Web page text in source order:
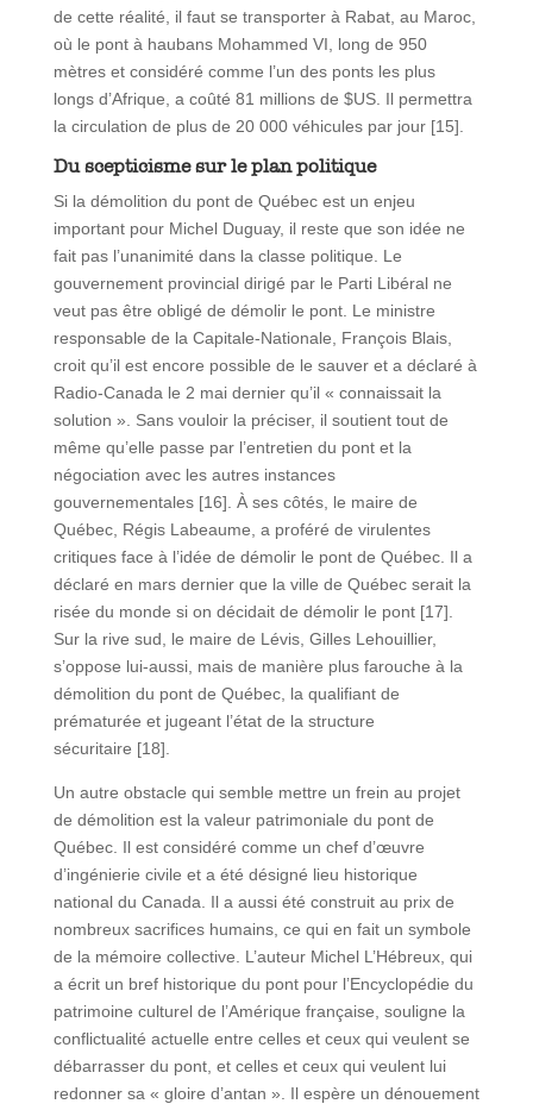
de cette réalité, il faut se transporter à Rabat, au Maroc,
où le pont à haubans Mohammed VI, long de 950
mètres et considéré comme l’un des ponts les plus
longs d’Afrique, a coûté 81 millions de $US. Il permettra
la circulation de plus de 20 000 véhicules par jour [15].
Du scepticisme sur le plan politique
Si la démolition du pont de Québec est un enjeu
important pour Michel Duguay, il reste que son idée ne
fait pas l’unanimité dans la classe politique. Le
gouvernement provincial dirigé par le Parti Libéral ne
veut pas être obligé de démolir le pont. Le ministre
responsable de la Capitale-Nationale, François Blais,
croit qu’il est encore possible de le sauver et a déclaré à
Radio-Canada le 2 mai dernier qu’il « connaissait la
solution ». Sans vouloir la préciser, il soutient tout de
même qu’elle passe par l’entretien du pont et la
négociation avec les autres instances
gouvernementales [16]. À ses côtés, le maire de
Québec, Régis Labeaume, a proféré de virulentes
critiques face à l’idée de démolir le pont de Québec. Il a
déclaré en mars dernier que la ville de Québec serait la
risée du monde si on décidait de démolir le pont [17].
Sur la rive sud, le maire de Lévis, Gilles Lehouillier,
s’oppose lui-aussi, mais de manière plus farouche à la
démolition du pont de Québec, la qualifiant de
prématurée et jugeant l’état de la structure
sécuritaire [18].
Un autre obstacle qui semble mettre un frein au projet
de démolition est la valeur patrimoniale du pont de
Québec. Il est considéré comme un chef d’œuvre
d’ingénierie civile et a été désigné lieu historique
national du Canada. Il a aussi été construit au prix de
nombreux sacrifices humains, ce qui en fait un symbole
de la mémoire collective. L’auteur Michel L’Hébreux, qui
a écrit un bref historique du pont pour l’Encyclopédie du
patrimoine culturel de l’Amérique française, souligne la
conflictualité actuelle entre celles et ceux qui veulent se
débarrasser du pont, et celles et ceux qui veulent lui
redonner sa « gloire d’antan ». Il espère un dénouement